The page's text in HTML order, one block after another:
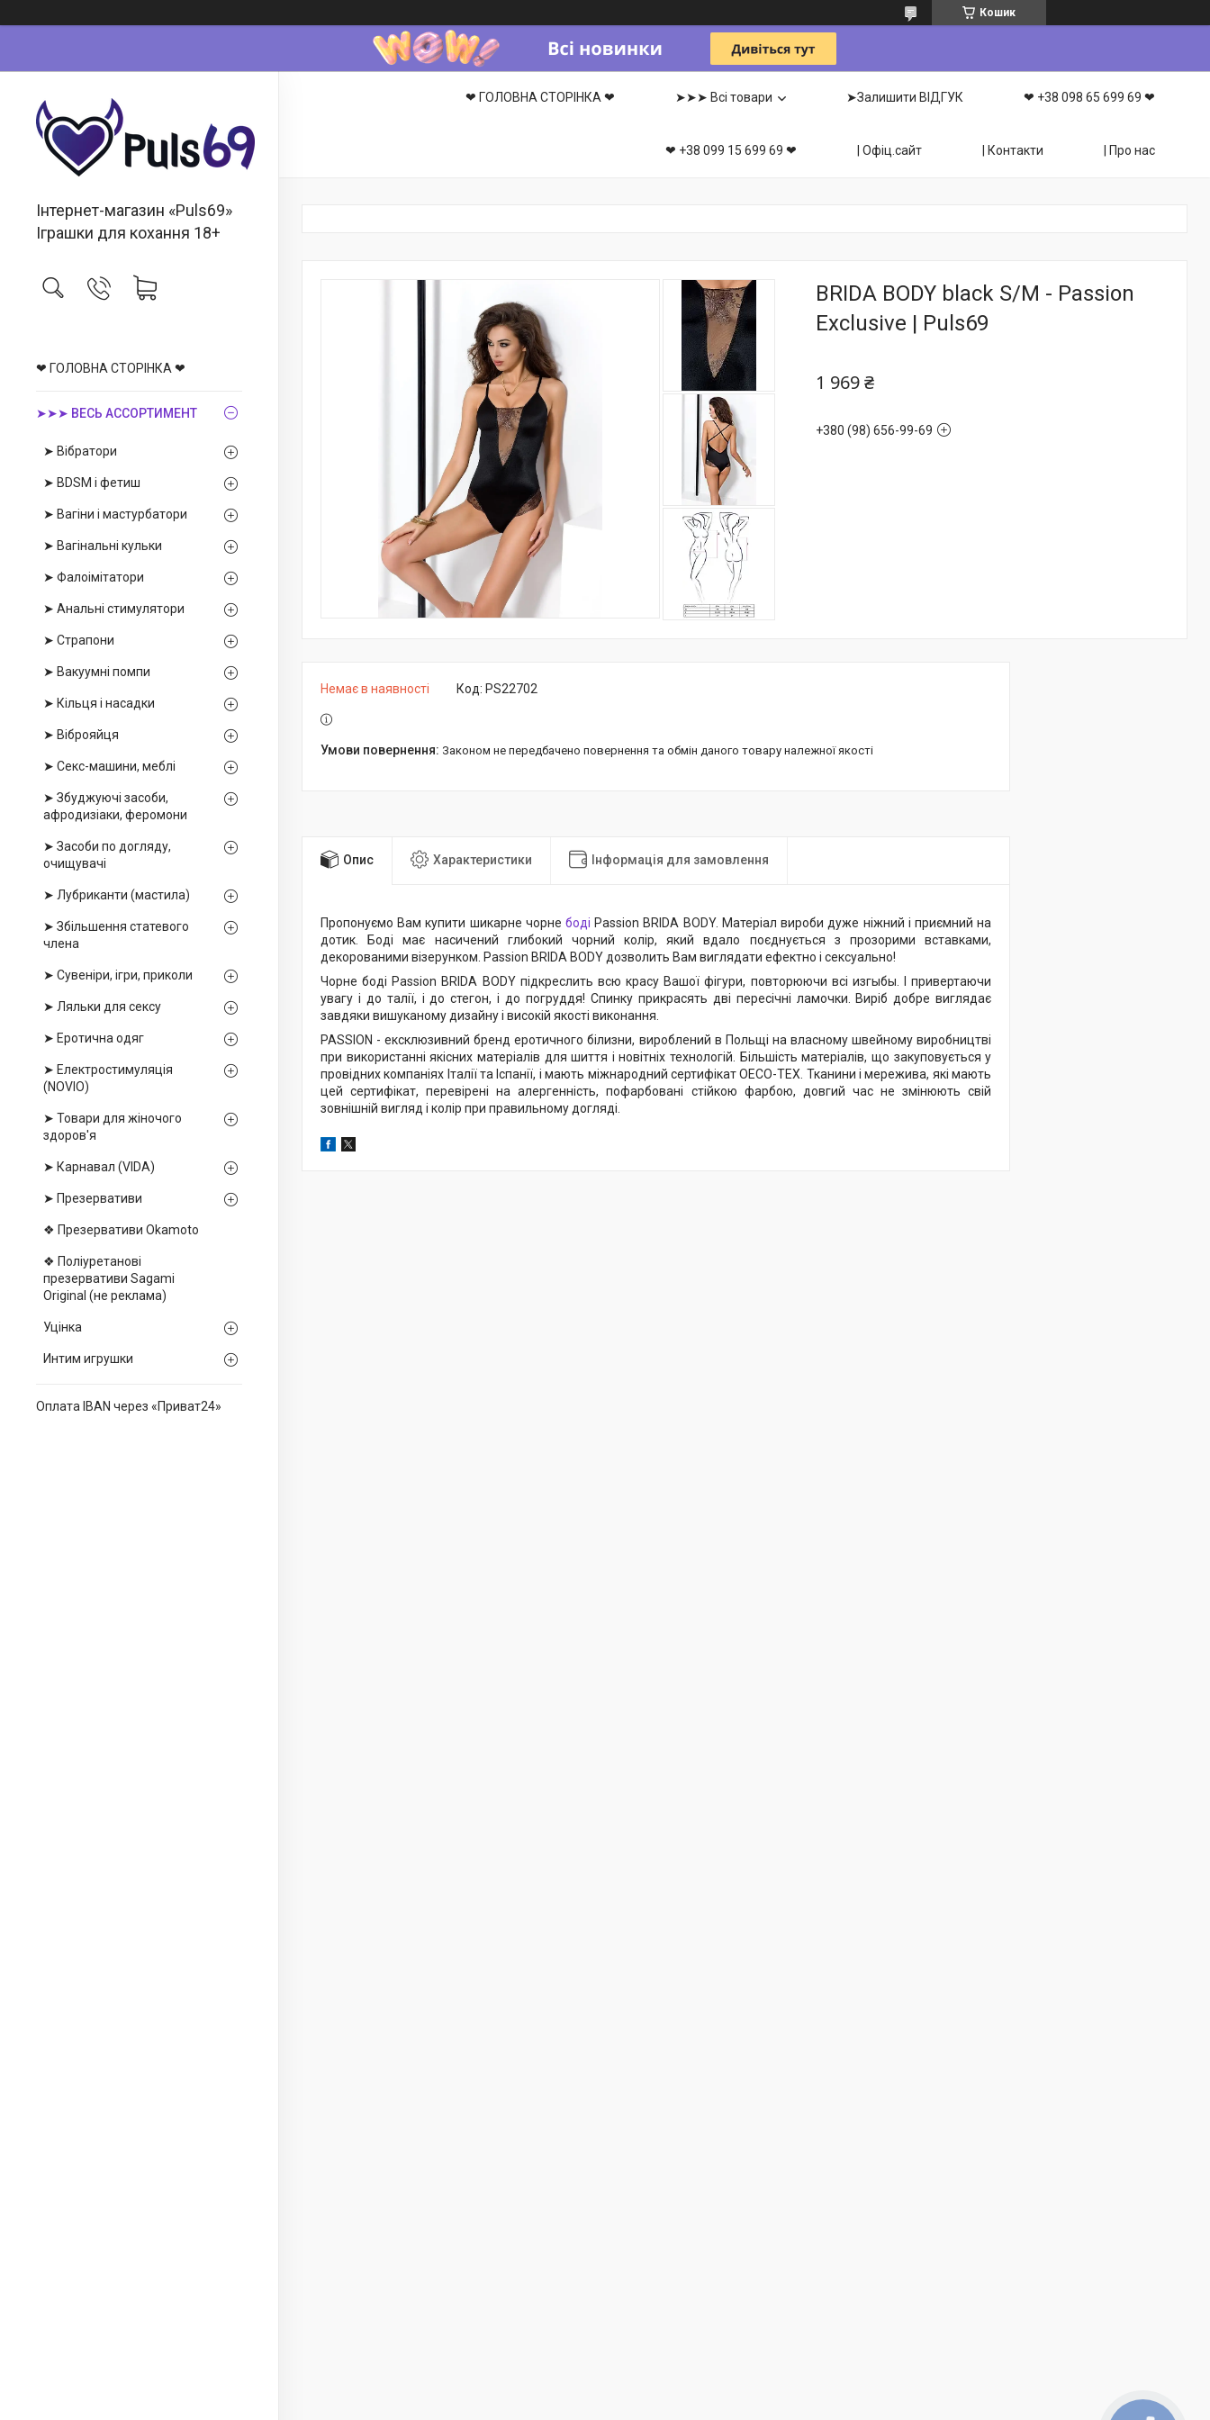
Кошик
Інтернет-магазин «Puls69»
Іграшки для кохання 18+
❤ ГОЛОВНА СТОРІНКА ❤
➤➤➤ ВЕСЬ АССОРТИМЕНТ
➤ Вібратори
➤ BDSM і фетиш
➤ Вагіни і мастурбатори
➤ Вагінальні кульки
➤ Фалоімітатори
➤ Анальні стимулятори
➤ Страпони
➤ Вакуумні помпи
➤ Кільця і насадки
➤ Віброяйця
➤ Секс-машини, меблі
➤ Збуджуючі засоби,
афродизіаки, феромони
➤ Засоби по догляду,
очищувачі
➤ Лубриканти (мастила)
➤ Збільшення статевого
члена
➤ Сувеніри, ігри, приколи
➤ Ляльки для сексу
➤ Еротична одяг
➤ Електростимуляція
(NOVIO)
➤ Товари для жіночого
здоров'я
➤ Карнавал (VIDA)
➤ Презервативи
❖ Презервативи Okamoto
❖ Поліуретанові
презервативи Sagami
Оriginal (не реклама)
Уцінка
Интим игрушки
Оплата IBAN через «Приват24»
❤ ГОЛОВНА СТОРІНКА ❤ ➤➤➤ Всі товари ➤Залишити ВІДГУК ❤ +38 098 65 699 69 ❤
❤ +38 099 15 699 69 ❤ | Офіц.сайт | Контакти | Про нас
BRIDA BODY black S/M - Passion
Exclusive | Puls69
1 969 ₴
+380 (98) 656-99-69
Немає в наявності Код: PS22702
Законом не передбачено повернення та обмін даного товару належної якості
Опис Характеристики Інформація для замовлення
Пропонуємо Вам купити шикарне чорнебоді Passion BRIDA BODY. Матеріал вироби дуже ніжний і приємний на
дотик. Боді має насичений глибокий чорний колір, який вдало поєднується з прозорими вставками,
декорованими візерунком. Passion BRIDA BODY дозволить Вам виглядати ефектно і сексуально!
Чорне боді Passion BRIDA BODY підкреслить всю красу Вашої фігури, повторюючи всі изгыбы. І привертаючи
увагу і до талії, і до стегон, і до погруддя! Спинку прикрасять дві пересічні ламочки. Виріб добре виглядає
завдяки вишуканому дизайну і високій якості виконання.
PASSION - ексклюзивний бренд еротичного білизни, вироблений в Польщі на власному швейному виробництві
при використанні якісних матеріалів для шиття і новітніх технологій. Більшість матеріалів, що закуповується у
провідних компаніях Італії та Іспанії, і мають міжнародний сертифікат OECO-TEX. Тканини і мережива, які мають
цей сертифікат, перевірені на алергенність, пофарбовані стійкою фарбою, довгий час не змінюють свій
зовнішній вигляд і колір при правильному догляді.